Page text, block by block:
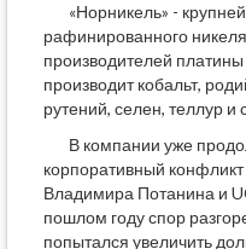
«Норникель» -
рафинированного
производителей
производит кобальт,
рутений, селен, теллур и
В компании уже
корпоративный
Владимира Потанина и
пошлом году спор
попытался увеличить